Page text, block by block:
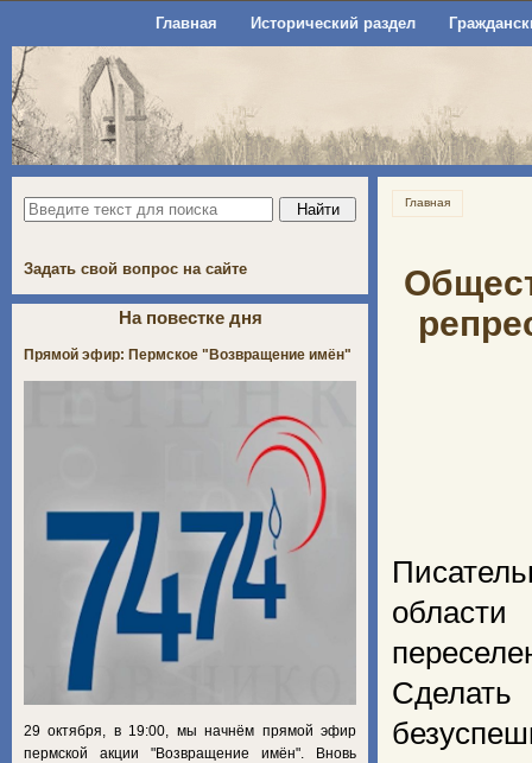
Главная Исторический раздел
Главная
Задать свой вопрос на сайте
На повестке дня
Прямой эфир: Пермское "Возвращение имён"
29 октября, в 19:00, мы начнём прямой эфир
пермской акции "Возвращение имён". Вновь